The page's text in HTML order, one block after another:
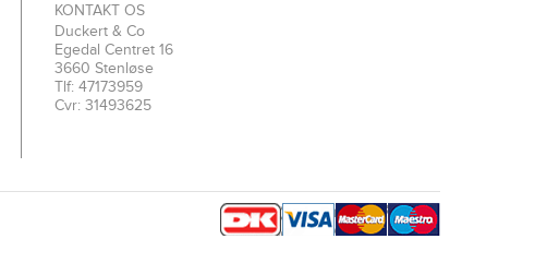
KONTAKT OS
Duckert & Co
Egedal Centret 16
3660 Stenløse
Tlf: 47173959
Cvr: 31493625